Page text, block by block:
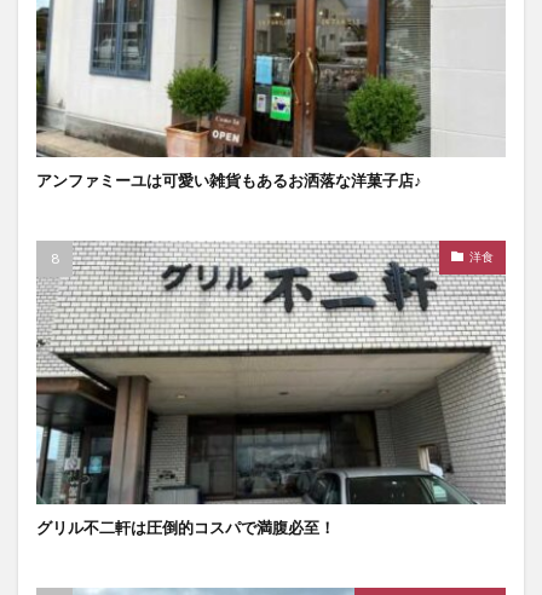
アンファミーユは可愛い雑貨もあるお洒落な洋菓子店♪
洋食
グリル不二軒は圧倒的コスパで満腹必至！